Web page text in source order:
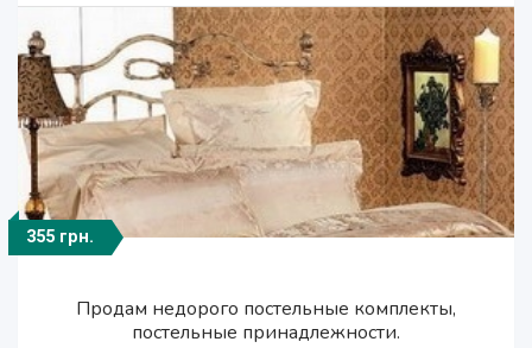
355 грн.
Продам недорого постельные комплекты,
постельные принадлежности.
355 грн.
Продам недорого постельные комплекты,
постельные принадлежности.
355 грн.
Продам недорого постельные комплекты,
постельные принадлежности.